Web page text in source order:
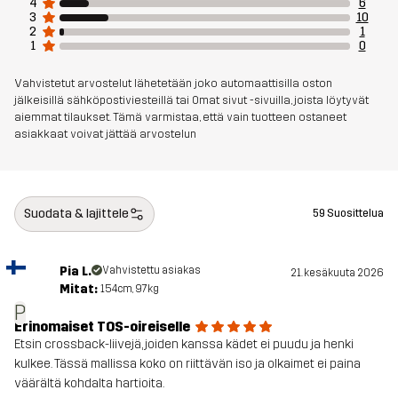
Aktiviteetteihin JUOKSU JA TREENI
Tuotenumero 14223_2198
4
6
3
10
2
1
1
0
Vahvistetut arvostelut lähetetään joko automaattisilla oston
jälkeisillä sähköpostiviesteillä tai Omat sivut -sivuilla, joista löytyvät
aiemmat tilaukset. Tämä varmistaa, että vain tuotteen ostaneet
asiakkaat voivat jättää arvostelun
Suodata & lajittele 59 Suosittelua
P
Pia L. Vahvistettu asiakas 21. kesäkuuta 2026
Mitat: 154cm, 97kg
Erinomaiset TOS-oireiselle
Etsin crossback-liivejä, joiden kanssa kädet ei puudu ja henki
kulkee. Tässä mallissa koko on riittävän iso ja olkaimet ei paina
väärältä kohdalta hartioita.